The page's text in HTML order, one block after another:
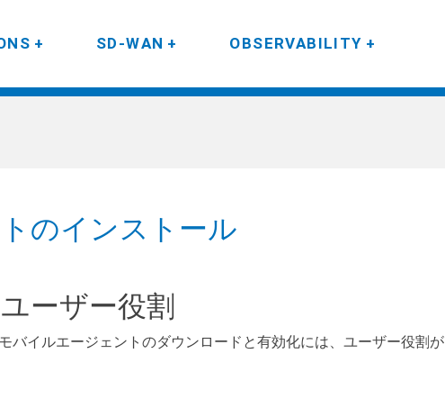
SD-WAN OBSERVABILITY
のインストール
ーザー役割
イルエージェントのダウンロードと有効化には、ユーザー役割が